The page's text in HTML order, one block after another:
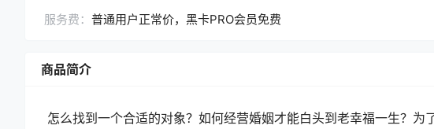
服务费： 普通用户正常价，黑卡PRO会员免费
商品简介
怎么找到一个合适的对象？如何经营婚姻才能白头到老幸福一生？为